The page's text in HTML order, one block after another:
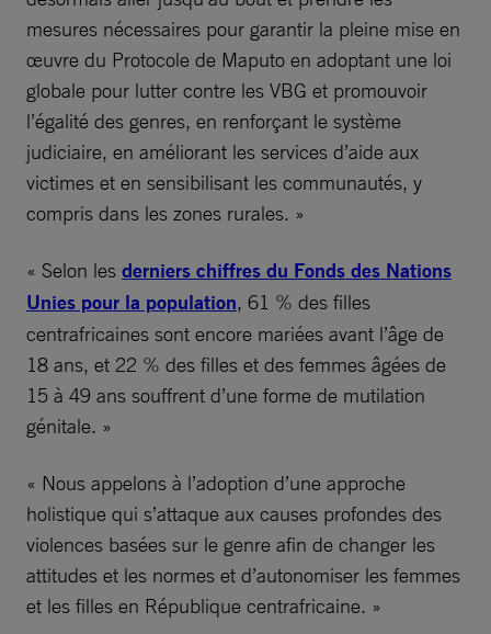
mesures nécessaires pour garantir la pleine mise en
œuvre du Protocole de Maputo en adoptant une loi
globale pour lutter contre les VBG et promouvoir
l’égalité des genres, en renforçant le système
judiciaire, en améliorant les services d’aide aux
victimes et en sensibilisant les communautés, y
compris dans les zones rurales. »
« Selon les derniers chiffres du Fonds des Nations
Unies pour la population, 61 % des filles
centrafricaines sont encore mariées avant l’âge de
18 ans, et 22 % des filles et des femmes âgées de
15 à 49 ans souffrent d’une forme de mutilation
génitale. »
« Nous appelons à l’adoption d’une approche
holistique qui s’attaque aux causes profondes des
violences basées sur le genre afin de changer les
attitudes et les normes et d’autonomiser les femmes
et les filles en République centrafricaine. »